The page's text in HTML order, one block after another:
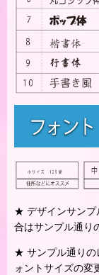
★ デザインサンプ
合はサンプル通り
★ サンプル通りの
ォントサイズの変